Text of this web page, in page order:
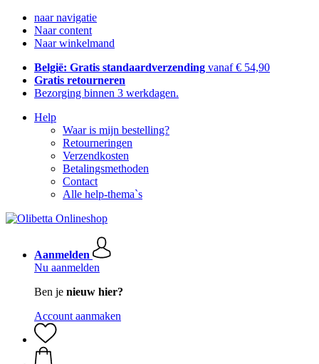
naar navigatie
Naar content
Naar winkelmand
België: Gratis standaardverzending vanaf € 54,90
Gratis retourneren
Bezorging binnen 3 werkdagen.
Help
Waar is mijn bestelling?
Retourneringen
Verzendkosten
Betalingsmethoden
Contact
Alle help-thema`s
Aanmelden
Nu aanmelden
Ben je nieuw hier?
Account aanmaken